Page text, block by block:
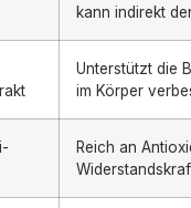
kann indirekt
Unterstützt die
im Körper
Reich an